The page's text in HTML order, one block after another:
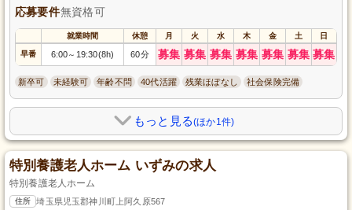
応募要件無資格可
就業時間 休憩 月 火 水 木 金 土 日
早番 6:00～ 19:30(8h) 60分 募集 募集 募集 募集 募集 募集 募集
新卒可 未経験可 年齢不問 40代活躍 残業ほぼなし 社会保険完備
もっと見る(ほか1件)
特別養護老人ホーム いずみの求人
特別養護老人ホーム
住所 埼玉県児玉郡神川町上阿久原567